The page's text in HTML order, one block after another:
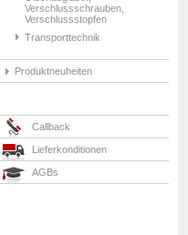
Verschlussschrauben,
Verschlussstopfen
Transporttechnik
Produktneuheiten
Callback
Lieferkonditionen
AGBs